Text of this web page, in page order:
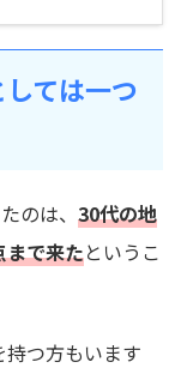
ては一つ
のは、 30代の地
まで来たというこ
つ方もいます